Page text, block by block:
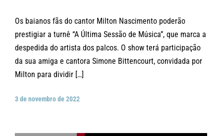
Os baianos fãs do cantor Milton Nascimento poderão
prestigiar a turnê “A Última Sessão de Música”, que marca a
despedida do artista dos palcos. O show terá participação
da sua amiga e cantora Simone Bittencourt, convidada por
Milton para dividir […]
3 de novembro de 2022